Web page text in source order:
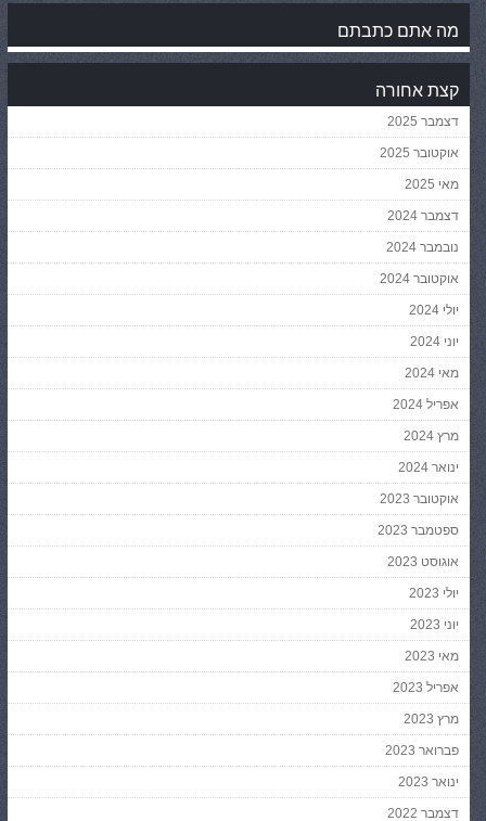
מה אתם כתבתם
קצת אחורה
דצמבר 2025
אוקטובר 2025
מאי 2025
דצמבר 2024
נובמבר 2024
אוקטובר 2024
יולי 2024
יוני 2024
מאי 2024
אפריל 2024
מרץ 2024
ינואר 2024
אוקטובר 2023
ספטמבר 2023
אוגוסט 2023
יולי 2023
יוני 2023
מאי 2023
אפריל 2023
מרץ 2023
פברואר 2023
ינואר 2023
דצמבר 2022